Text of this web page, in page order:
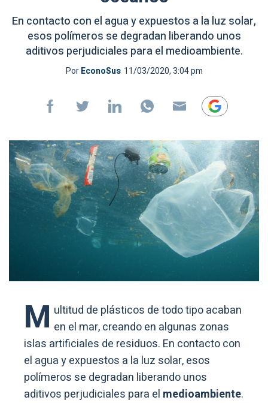
En contacto con el agua y expuestos a la luz solar,
esos polímeros se degradan liberando unos
aditivos perjudiciales para el medioambiente.
PorEconoSus 11/03/2020, 3:04 pm
M ultitud de plásticos de todo tipo acaban
en el mar, creando en algunas zonas
islas artificiales de residuos. En contacto con
el agua y expuestos a la luz solar, esos
polímeros se degradan liberando unos
aditivos perjudiciales para el medioambiente.